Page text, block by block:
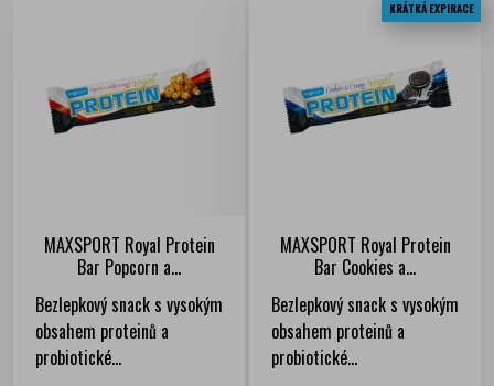
MAXSPORT Royal Protein
Bar Popcorn a...
Bezlepkový snack s vysokým
obsahem proteinů a
probiotické...
MAXSPORT Royal Protein
Bar Cookies a...
Bezlepkový snack s vysokým
obsahem proteinů a
probiotické...
KRÁTKÁ EXPIRACE